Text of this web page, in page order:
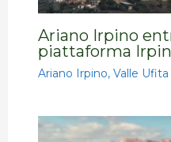
Ariano Irpino
piattaforma
Ariano Irpino,Valle